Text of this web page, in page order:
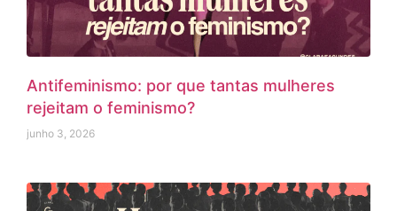
Antifeminismo: por que tantas mulheres
rejeitam o feminismo?
junho 3, 2026